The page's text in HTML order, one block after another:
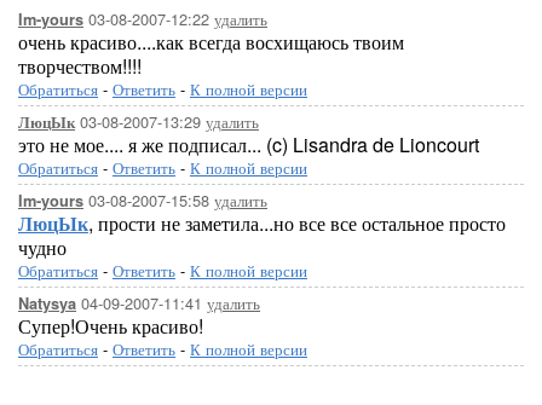
Im-yours 03-08-2007-12:22 удалить
очень красиво....как всегда восхищаюсь твоим
творчеством!!!!
Обратиться - Ответить - К полной версии
ЛюцЫк03-08-2007-13:29 удалить
это не мое.... я же подписал... (c) Lisandra de Lioncourt
Обратиться - Ответить - К полной версии
Im-yours 03-08-2007-15:58 удалить
ЛюцЫк, прости не заметила...но все все остальное просто
чудно
Обратиться - Ответить - К полной версии
Natysya 04-09-2007-11:41 удалить
Супер!Очень красиво!
Обратиться - Ответить - К полной версии